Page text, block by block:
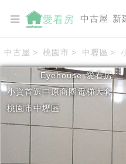
愛看房 中古屋 新
中古屋 > 桃園市 > 中壢區 >
Eyehouse 愛看房
小資首選中原商圈電梯大套
桃園市中壢區